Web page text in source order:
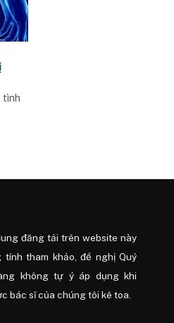
tình
đăng tải trên website này
tính tham khảo, đề nghị Quý
không tự ý áp dụng khi
bác sĩ của chúng tôi kê toa.